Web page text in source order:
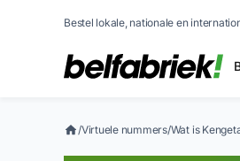
Bestel lokale, nationale en
/Virtuele nummers/Wat is